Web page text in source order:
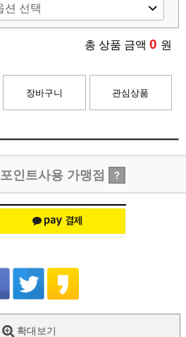
총 상품 금액 0 원
장바구니 관심상품
포인트사용 가맹점 ?
확대보기